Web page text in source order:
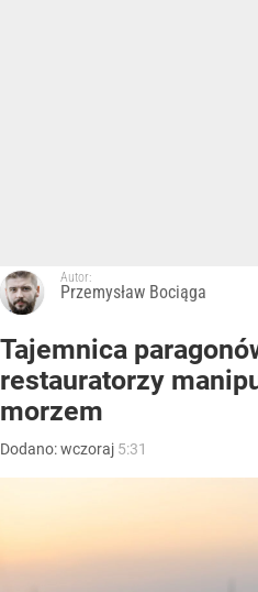
Autor:
Przemysław Bociąga
Tajemnica
restauratorzy
morzem
Dodano:wczoraj 5:31